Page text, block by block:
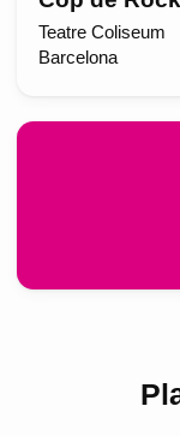
Teatre Coliseum
Barcelona